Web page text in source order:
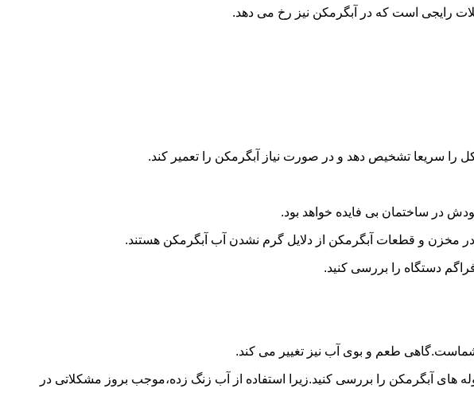
رایجی است که در آبگرمکن نیز رخ می دهد.
را سریعا تشخیص دهد و در صورت نیاز آبگرمکن را تعمیر کند.
در ساختمان بی فایده خواهد بود.
مخزن و قطعات آبگرمکن از دلایل گرم نشدن آب آبگرمکن هستند.
دستگاه را بررسی کنید.
طعم و بوی آب نیز تغییر می کند.
آبگرمکن را بررسی کنید.زیرا استفاده از آب زنگ زده،موجب بروز مشکلاتی در